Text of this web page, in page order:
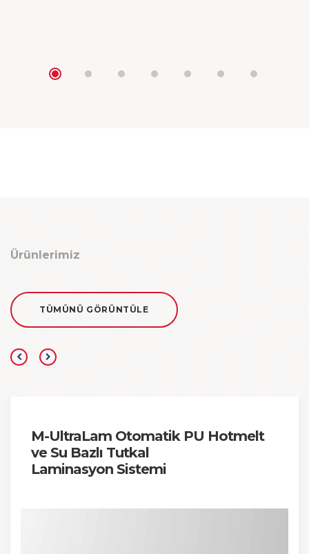
Ürünlerimiz
TÜMÜNÜ GÖRÜNTÜLE
M-UltraLam Otomatik PU Hotmelt
ve Su Bazlı Tutkal
Laminasyon Sistemi